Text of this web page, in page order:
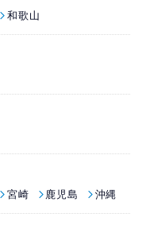
和歌山
宮崎 鹿児島 沖縄